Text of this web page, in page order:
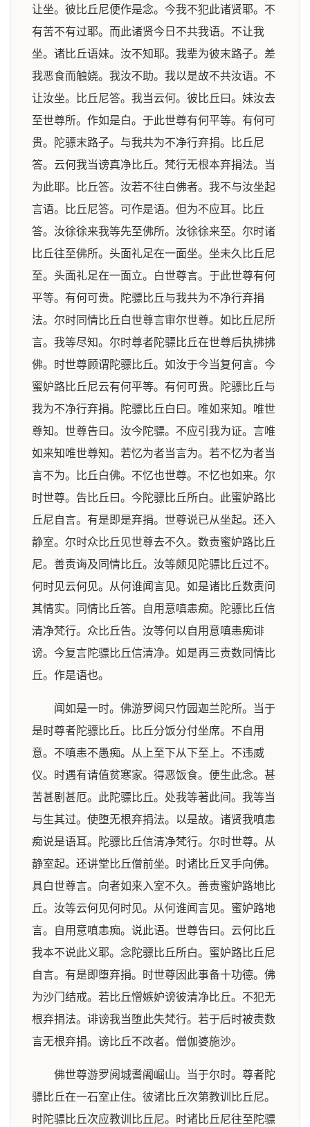
让坐。彼比丘尼便作是念。今我不犯此诸贤耶。不
有苦不有过耶。而此诸贤今日不共我语。不让我
坐。诸比丘语妹。汝不知耶。我辈为彼末路子。差
我恶食而触娆。我汝不助。我以是故不共汝语。不
让汝坐。比丘尼答。我当云何。彼比丘曰。妹汝去
至世尊所。作如是白。于此世尊有何平等。有何可
贵。陀骠末路子。与我共为不净行弃捐。比丘尼
答。云何我当谤真净比丘。梵行无根本弃捐法。当
为此耶。比丘答。汝若不往白佛者。我不与汝坐起
言语。比丘尼答。可作是语。但为不应耳。比丘
答。汝徐徐来我等先至佛所。汝徐徐来至。尔时诸
比丘往至佛所。头面礼足在一面坐。坐未久比丘尼
至。头面礼足在一面立。白世尊言。于此世尊有何
平等。有何可贵。陀骠比丘与我共为不净行弃捐
法。尔时同情比丘白世尊言审尔世尊。如比丘尼所
言。我等尽知。尔时尊者陀骠比丘在世尊后执拂拂
佛。时世尊顾谓陀骠比丘。如汝于今当复何言。今
蜜妒路比丘尼云有何平等。有何可贵。陀骠比丘与
我为不净行弃捐。陀骠比丘白曰。唯如来知。唯世
尊知。世尊告曰。汝今陀骠。不应引我为证。言唯
如来知唯世尊知。若忆为者当言为。若不忆为者当
言不为。比丘白佛。不忆也世尊。不忆也如来。尔
时世尊。告比丘曰。今陀骠比丘所白。此蜜妒路比
丘尼自言。有是即是弃捐。世尊说已从坐起。还入
静室。尔时众比丘见世尊去不久。数责蜜妒路比丘
尼。善责诲及同情比丘。汝等颇见陀骠比丘过不。
何时见云何见。从何谁闻言见。如是诸比丘数责问
其情实。同情比丘答。自用意嗔恚痴。陀骠比丘信
清净梵行。众比丘告。汝等何以自用意嗔恚痴诽
谤。今复言陀骠比丘信清净。如是再三责数同情比
丘。作是语也。
闻如是一时。佛游罗阅只竹园迦兰陀所。当于
是时尊者陀骠比丘。比丘分饭分付坐席。不自用
意。不嗔恚不愚痴。从上至下从下至上。不违威
仪。时遇有请值贫寒家。得恶饭食。便生此念。甚
苦甚剧甚厄。此陀骠比丘。处我等著此间。我等当
与生其过。使堕无根弃捐法。以是故。诸贤我嗔恚
痴说是语耳。陀骠比丘信清净梵行。尔时世尊。从
静室起。还讲堂比丘僧前坐。时诸比丘叉手向佛。
具白世尊言。向者如来入室不久。善责蜜妒路地比
丘。汝等云何见何时见。从何谁闻言见。蜜妒路地
言。自用意嗔恚痴。说此语。世尊告曰。云何比丘
我本不说此义耶。念陀骠比丘所白。蜜妒路比丘尼
自言。有是即堕弃捐。时世尊因此事备十功德。佛
为沙门结戒。若比丘憎嫉妒谤彼清净比丘。不犯无
根弃捐法。诽谤我当堕此失梵行。若于后时被责数
言无根弃捐。谤比丘不改者。僧伽婆施沙。
佛世尊游罗阅城耆阇崛山。当于尔时。尊者陀
骠比丘在一石室止住。彼诸比丘次第教训比丘尼。
时陀骠比丘次应教训比丘尼。时诸比丘尼往至陀骠